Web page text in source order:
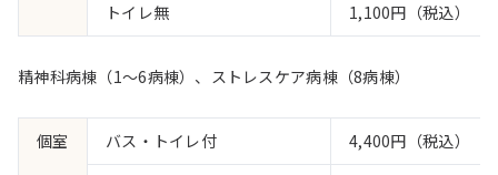
トイレ無 1,100円（税込）
精神科病棟（1～6病棟）、ストレスケア病棟（8病棟）
個室 バス・トイレ付 4,400円（税込）